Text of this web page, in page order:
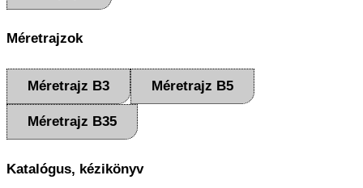
Méretrajzok
Méretrajz B3 Méretrajz B5
Méretrajz B35
Katalógus, kézikönyv